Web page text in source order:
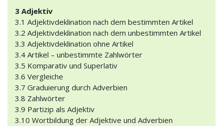
3 Adjektiv
3.1 Adjektivdeklination nach dem bestimmten Artikel
3.2 Adjektivdeklination nach dem unbestimmten Artikel
3.3 Adjektivdeklination ohne Artikel
3.4 Artikel – unbestimmte Zahlwörter
3.5 Komparativ und Superlativ
3.6 Vergleiche
3.7 Graduierung durch Adverbien
3.8 Zahlwörter
3.9 Partizip als Adjektiv
3.10 Wortbildung der Adjektive und Adverbien